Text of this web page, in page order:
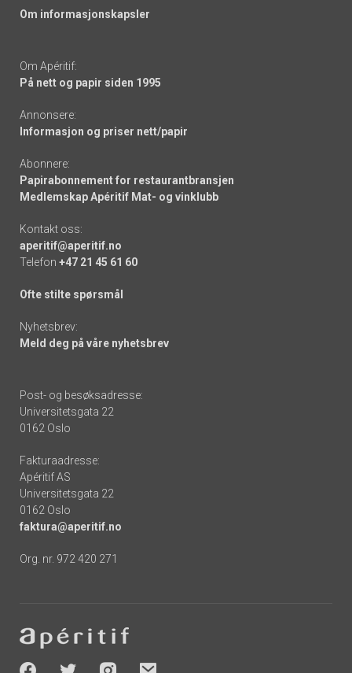
Om informasjonskapsler
Om Apéritif:
På nett og papir siden 1995
Annonsere:
Informasjon og priser nett/papir
Abonnere:
Papirabonnement for restaurantbransjen
Medlemskap Apéritif Mat- og vinklubb
Kontakt oss:
aperitif@aperitif.no
Telefon +47 21 45 61 60
Ofte stilte spørsmål
Nyhetsbrev:
Meld deg på våre nyhetsbrev
Post- og besøksadresse:
Universitetsgata 22
0162 Oslo
Fakturaadresse:
Apéritif AS
Universitetsgata 22
0162 Oslo
faktura@aperitif.no
Org. nr. 972 420 271
-